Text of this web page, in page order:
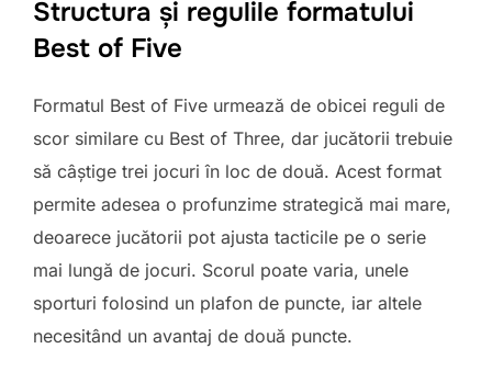
Structura și regulile formatului
Best of Five
Formatul Best of Five urmează de obicei reguli de
scor similare cu Best of Three, dar jucătorii trebuie
să câștige trei jocuri în loc de două. Acest format
permite adesea o profunzime strategică mai mare,
deoarece jucătorii pot ajusta tacticile pe o serie
mai lungă de jocuri. Scorul poate varia, unele
sporturi folosind un plafon de puncte, iar altele
necesitând un avantaj de două puncte.